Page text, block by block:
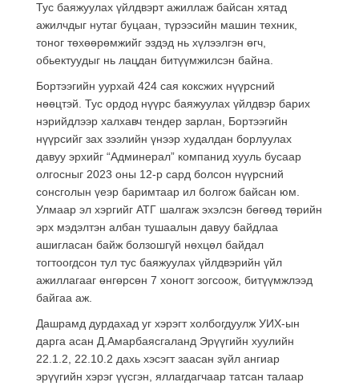
Тус баяжуулах үйлдвэрт ажиллаж байсан хятад
ажилчдыг нутаг буцаан, түрээсийн машин техник,
тоног төхөөрөмжийг эздэд нь хүлээлгэн өгч,
обьектуудыг нь лацдан битүүмжилсэн байна.
Бортээгийн уурхай 424 сая коксжих нүүрсний
нөөцтэй. Тус ордод нүүрс баяжуулах үйлдвэр барих
нэрийдлээр халхавч тендер зарлан, Бортээгийн
нүүрсийг зах зээлийн үнээр худалдан борлуулах
давуу эрхийг “Админерал” компанид хууль бусаар
олгосныг 2023 оны 12-р сард болсон нүүрсний
сонсголын үеэр баримтаар ил болгож байсан юм.
Улмаар эл хэргийг АТГ шалгаж эхэлсэн бөгөөд төрийн
эрх мэдэлтэн албан тушаалын давуу байдлаа
ашигласан байж болзошгүй нөхцөл байдал
тогтоогдсон тул тус баяжуулах үйлдвэрийн үйл
ажиллагааг өнгөрсөн 7 хоногт зогсоож, битүүмжлээд
байгаа аж.
Дашрамд дурдахад уг хэрэгт холбогдуулж УИХ-ын
дарга асан Д.Амарбаясгаланд Эрүүгийн хуулийн
22.1.2, 22.10.2 дахь хэсэгт заасан зүйл ангиар
эрүүгийн хэрэг үүсгэн, яллагдагчаар татсан талаар